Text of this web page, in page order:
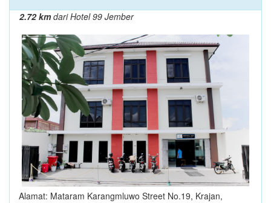
2.72 kmdari Hotel 99 Jember
Alamat: Mataram Karangmluwo Street No.19, Krajan,